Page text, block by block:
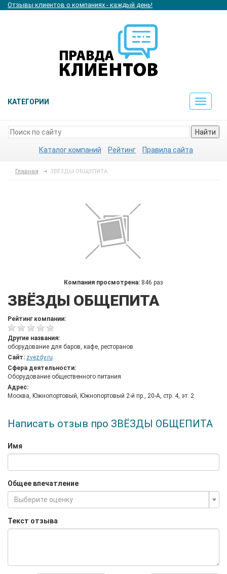
Отзывы клиентов о компаниях - каждый день!
КАТЕГОРИИ
Toggle
Найти
Каталог компаний Рейтинг Правила сайта
Главная ЗВЁЗДЫ ОБЩЕПИТА
Компания просмотрена: 846 раз
ЗВЁЗДЫ ОБЩЕПИТА
Рейтинг компании:
Другие названия:
оборудование для баров, кафе, ресторанов
Сайт: zvezdy.ru
Сфера деятельности:
Оборудование общественного питания
Адрес:
Москва, Южнопортовый, Южнопортовый 2-й пр., 20-А, стр. 4, эт. 2
Написать отзыв про ЗВЁЗДЫ ОБЩЕПИТА
Имя
Общее впечатление
Выберите оценку
Текст отзыва